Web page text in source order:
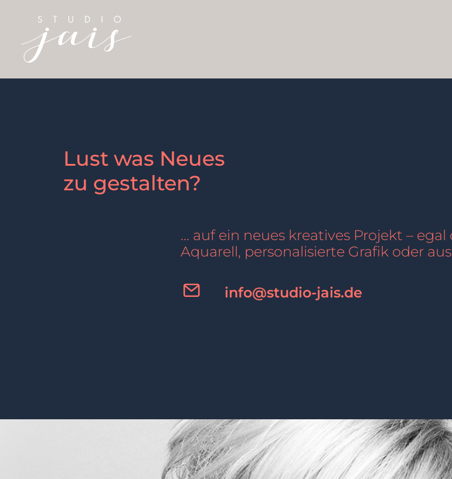
Lust was Neues
zu gestalten?
... auf ein neues kreatives Projekt –
Aquarell, personalisierte Grafik oder
info@studio-jais.de